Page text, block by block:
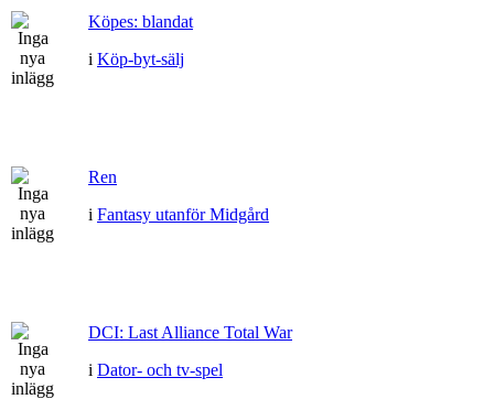
Köpes: blandat
i Köp-byt-sälj
Ren
i Fantasy utanför Midgård
DCI: Last Alliance Total War
i Dator- och tv-spel